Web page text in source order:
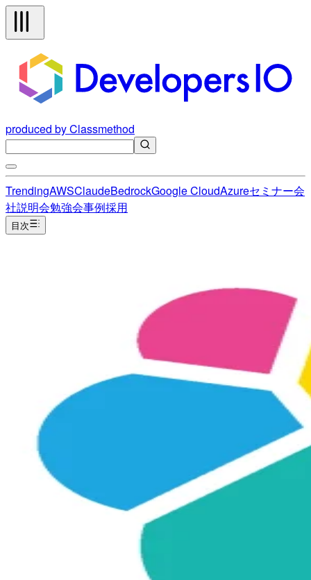
produced by Classmethod
TrendingAWSClaudeBedrockGoogle CloudAzureセミナー会
社説明会勉強会事例採用
目次